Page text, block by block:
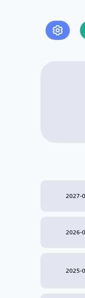
2027-
2026-
2025-